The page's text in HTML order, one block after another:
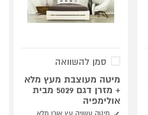
סמן להשוואה
מיטה מעוצבת מעץ מלא
+ מזרן דגם 5029 מבית
אולימפיה